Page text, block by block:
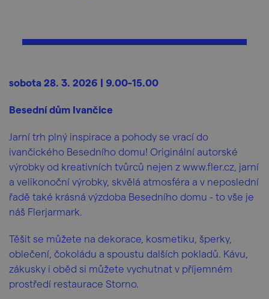
sobota 28. 3. 2026 | 9.00-15.00
Besední dům Ivančice
Jarní trh plný inspirace a pohody se vrací do
ivančického Besedního domu! Originální autorské
výrobky od kreativních tvůrců nejen z www.fler.cz, jarní
a velikonoční výrobky, skvělá atmosféra a v neposlední
řadě také krásná výzdoba Besedního domu - to vše je
náš Flerjarmark.
Těšit se můžete na dekorace, kosmetiku, šperky,
oblečení, čokoládu a spoustu dalších pokladů. Kávu,
zákusky i oběd si můžete vychutnat v příjemném
prostředí restaurace Storno.